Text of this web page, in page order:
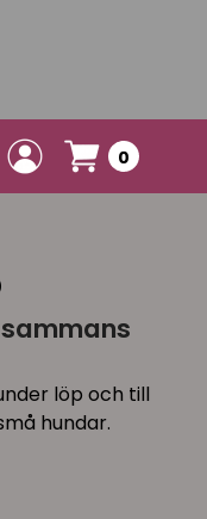
0
löp och till
hundar.